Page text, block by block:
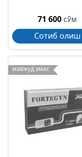
71 600 СЎМ
Сотиб олиш
мавжуд эмас